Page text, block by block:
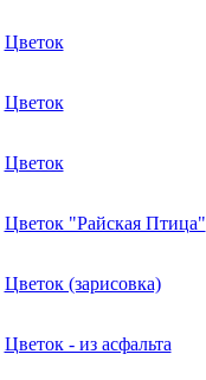
Цветок
Цветок
Цветок
Цветок "Райская Птица"
Цветок (зарисовка)
Цветок - из асфальта